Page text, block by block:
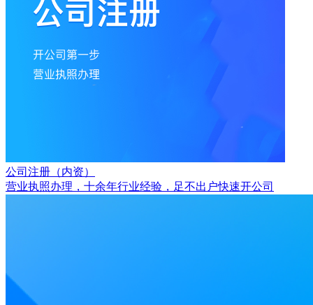
公司注册（内资）
营业执照办理，十余年行业经验，足不出户快速开公司